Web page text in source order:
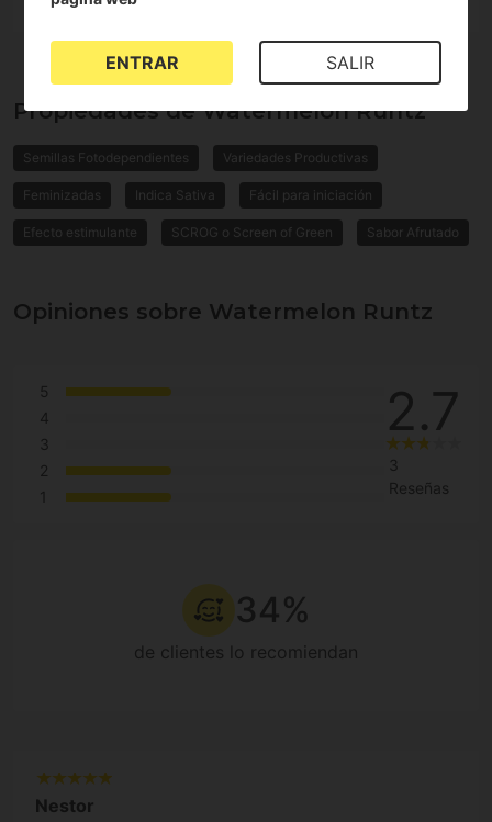
Propiedades de Watermelon Runtz
Semillas Fotodependientes Variedades Productivas
Feminizadas Indica Sativa Fácil para iniciación
Efecto estimulante SCROG o Screen of Green Sabor Afrutado
Opiniones sobre Watermelon Runtz
5
4
3
2
1
2.7
3
Reseñas
34%
de clientes lo recomiendan
Nestor
ENTRAR SALIR